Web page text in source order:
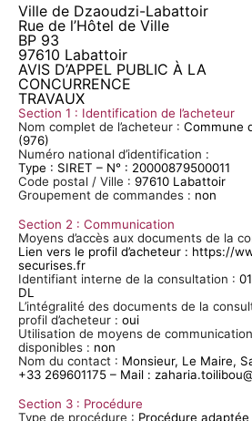
Ville de Dzaoudzi-Labattoir
Rue de l’Hôtel de Ville
BP 93
97610 Labattoir
AVIS D’APPEL PUBLIC À LA
CONCURRENCE
TRAVAUX
Section 1 : Identification de l’acheteur
Nom complet de l’acheteur : Commune
(976)
Numéro national d’identification :
Type : SIRET – N° : 20000879500011
Code postal / Ville : 97610 Labattoir
Groupement de commandes : non
Section 2 : Communication
Moyens d’accès aux documents de la
Lien vers le profil d’acheteur : https://
securises.fr
Identifiant interne de la consultation :
DL
L’intégralité des documents de la
profil d’acheteur : oui
Utilisation de moyens de
disponibles : non
Nom du contact : Monsieur, Le Maire,
+33 269601175 – Mail :
Section 3 : Procédure
Type de procédure : Procédure